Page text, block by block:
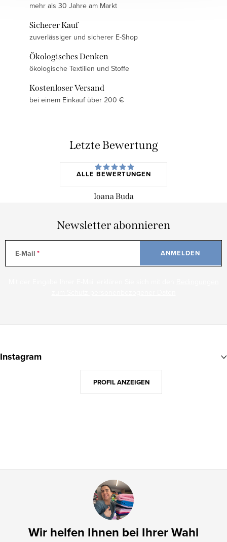
mehr als 30 Jahre am Markt
Sicherer Kauf
zuverlässiger und sicherer E-Shop
Ökologisches Denken
ökologische Textilien und Stoffe
Kostenloser Versand
bei einem Einkauf über 200 €
Letzte Bewertung
ALLE BEWERTUNGEN
Ioana Buda
Newsletter abonnieren
E-Mail ANMELDEN
u
Wir helfen Ihnen bei Ihrer Wahl
Instagram
PROFIL ANZEIGEN